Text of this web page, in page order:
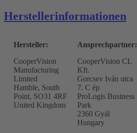
Herstellerinformationen
Hersteller:
CooperVision
Manufacturing
Limited
Hamble, South
Point, SO31 4RF
United Kingdom
Ansprechpartner:
CooperVision CL
Kft.
Gorcsev Iván utca
7. C ép
ProLogis Business
Park
2360 Gyál
Hungary